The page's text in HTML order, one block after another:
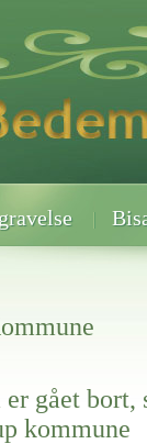
gået bort,
kommune